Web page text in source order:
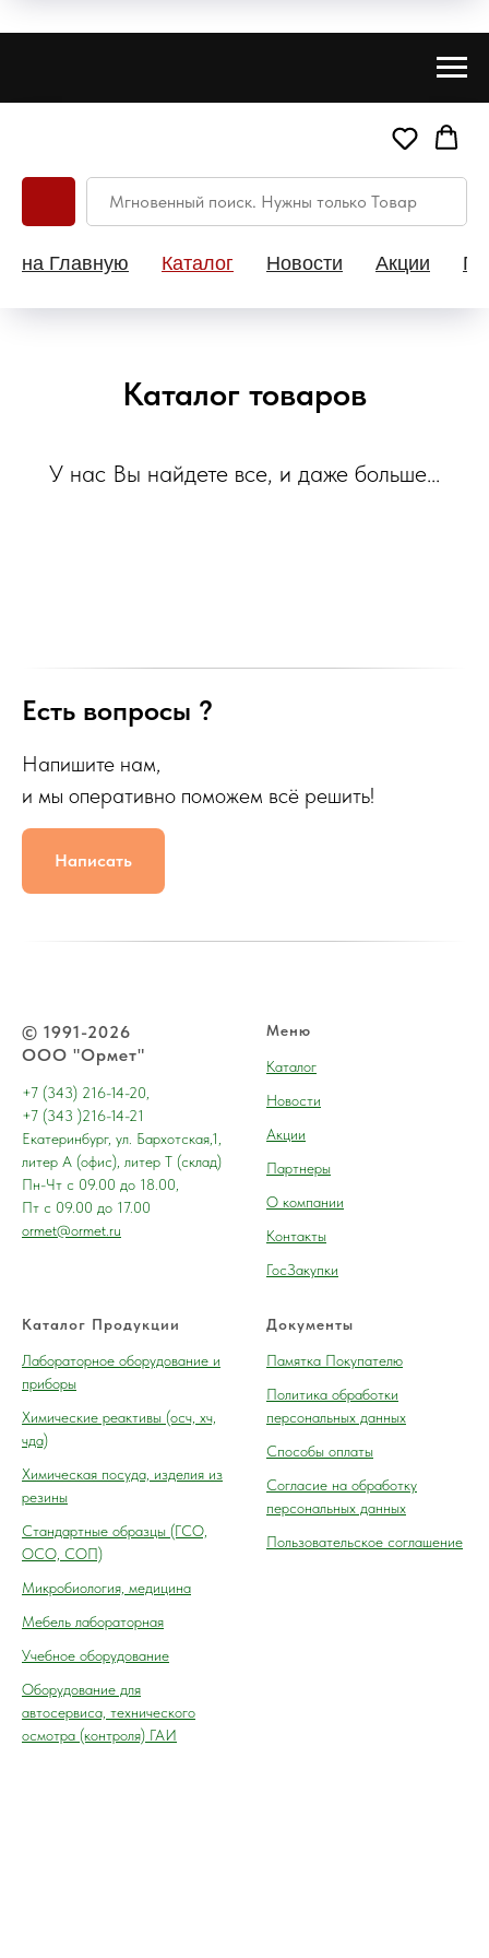
на Главную Каталог Новости Акции
Каталог товаров
У нас Вы найдете все, и даже больше...
Есть вопросы ?
Напишите нам,
и мы оперативно поможем всё решить!
Написать
© 1991-2026
ООО "Ормет"
+7 (343) 216-14-20,
+7 (343 )216-14-21
Екатеринбург, ул. Бархотская,1,
литер А (офис), литер Т (склад)
Пн-Чт с 09.00 до 18.00,
Пт с 09.00 до 17.00
ormet@ormet.ru
Меню
Каталог
Новости
Акции
Партнеры
О компании
Контакты
ГосЗакупки
Каталог Продукции
Лабораторное оборудование и
приборы
Химические реактивы (осч, хч,
чда)
Химическая посуда, изделия из
резины
Cтандартные образцы (ГСО,
ОСО, СОП)
Микробиология, медицина
Мебель лабораторная
Учебное оборудование
Оборудование для
автосервиса, технического
осмотра (контроля) ГАИ
Документы
Памятка Покупателю
Политика обработки
персональных данных
Способы оплаты
Согласие на обработку
персональных данных
Пользовательское соглашение